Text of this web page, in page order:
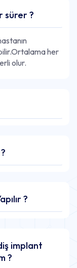
sürer ?
her
olur.
?
implant
?